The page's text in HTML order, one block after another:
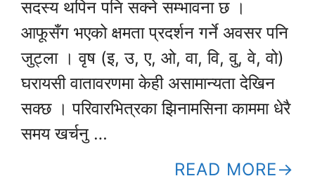
सदस्य थपिन पनि सक्ने सम्भावना छ ।
आफूसँग भएको क्षमता प्रदर्शन गर्ने अवसर पनि
जुट्ला । वृष (इ, उ, ए, ओ, वा, वि, वु, वे, वो)
घरायसी वातावरणमा केही असामान्यता देखिन
सक्छ । परिवारभित्रका झिनामसिना काममा धेरै
समय खर्चनु …
READ MORE